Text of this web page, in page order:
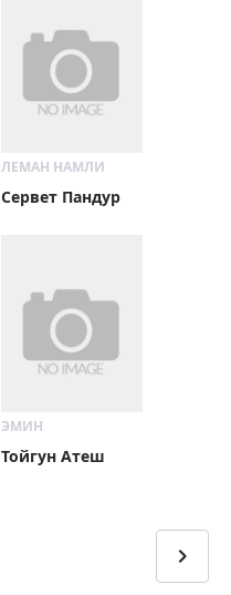
ЛЕМАН НАМЛИ
Сервет Пандур
ЭМИН
Тойгун Атеш